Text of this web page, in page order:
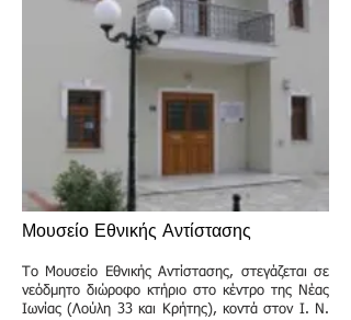
Μουσείο Εθνικής Αντίστασης
Το Μουσείο Εθνικής Αντίστασης, στεγάζεται σε
νεόδμητο διώροφο κτήριο στο κέντρο της Νέας
Ιωνίας (Λούλη 33 και Κρήτης), κοντά στον Ι. Ν.